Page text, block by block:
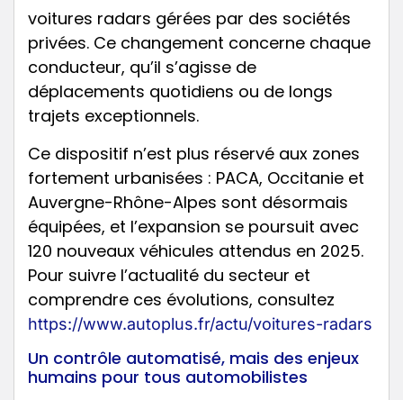
voitures radars gérées par des sociétés
privées. Ce changement concerne chaque
conducteur, qu’il s’agisse de
déplacements quotidiens ou de longs
trajets exceptionnels.
Ce dispositif n’est plus réservé aux zones
fortement urbanisées : PACA, Occitanie et
Auvergne-Rhône-Alpes sont désormais
équipées, et l’expansion se poursuit avec
120 nouveaux véhicules attendus en 2025.
Pour suivre l’actualité du secteur et
comprendre ces évolutions, consultez
https://www.autoplus.fr/actu/voitures-radars
Un contrôle automatisé, mais des enjeux
humains pour tous automobilistes